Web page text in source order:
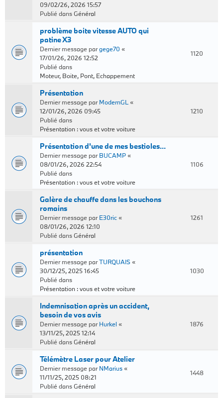
09/02/26, 2026 15:57
Publié dansGénéral
problème boite vitesse AUTO qui
patine X3
Dernier message pargege70 «
17/01/26, 2026 12:52
Publié dans
Moteur, Boite, Pont, Echappement
1120
Présentation
Dernier message parModernGL «
12/01/26, 2026 09:45
Publié dans
Présentation : vous et votre voiture
1210
Présentation d'une de mes bestioles...
Dernier message parBUCAMP«
08/01/26, 2026 22:54
Publié dans
Présentation : vous et votre voiture
1106
Galère de chauffe dans les bouchons
romains
Dernier message parE30ric«
08/01/26, 2026 12:10
Publié dansGénéral
1261
présentation
Dernier message parTURQUAIS«
30/12/25, 2025 16:45
Publié dans
Présentation : vous et votre voiture
1030
Indemnisation après un accident,
besoin de vos avis
Dernier message parHurkel «
13/11/25, 2025 12:14
Publié dansGénéral
1876
Télémètre Laser pour Atelier
Dernier message parNMarius«
11/11/25, 2025 08:21
Publié dansGénéral
1448